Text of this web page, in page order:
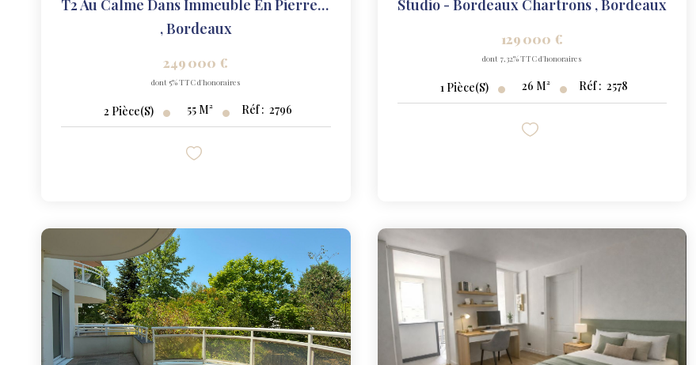
T2 Au Calme Dans Immeuble En Pierre - Saint-Michel
,Bordeaux
249 000 €
dont 5% TTC d'honoraires
2 Pièce(s) 55 M² Réf : 2796
Studio - Bordeaux Chartrons ,Bordeaux
129 000 €
dont 7,32% TTC d'honoraires
1 Pièce(s) 26 M² Réf : 2578